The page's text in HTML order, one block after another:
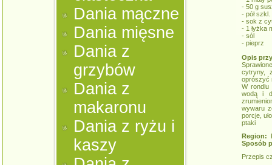
Dania mączne
Dania mięsne
Dania z
grzybów
Dania z
makaronu
Dania z ryżu i
kaszy
- 50 g
- pół
- sok z
- 1 łyżka
- sól
- pieprz
Opis
cytryny,
oprószyć
W rondlu
wodą i
wywaru
porcje,
ptaki
Region:
Sposób
Przepis